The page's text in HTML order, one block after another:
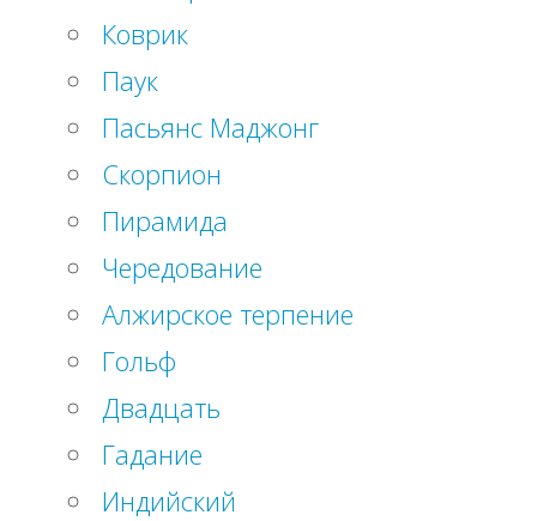
Коврик
Паук
Пасьянс Маджонг
Скорпион
Пирамида
Чередование
Алжирское терпение
Гольф
Двадцать
Гадание
Индийский